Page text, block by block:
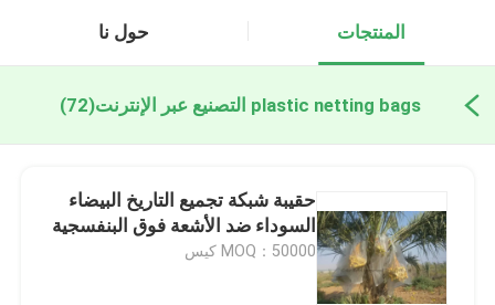
المنتجات حول نا
plastic netting bags التصنيع عبر الإنترنت (72)
حقيبة شبكة تجميع التاريخ البيضاء
السوداء ضد الأشعة فوق البنفسجية
MOQ：50000 كيس